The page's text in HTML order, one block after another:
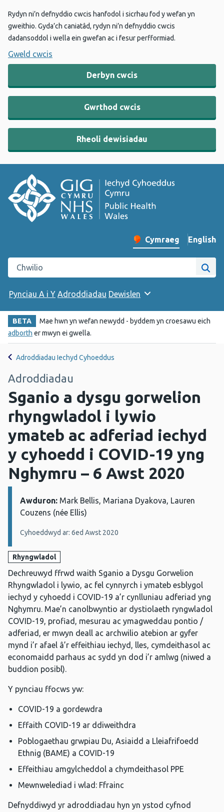
Rydyn ni’n defnyddio cwcis hanfodol i sicrhau fod y wefan yn
gweithio. Gyda’ch caniatâd, rydyn ni’n defnyddio cwcis
dadansoddol i wella ein gwefan ac i fesur perfformiad.
Gweld cwcis
Derbyn cwcis
Gwrthod cwcis
Rheoli dewisiadau
Newid iaith y wefan
Cymraeg English
–
Chwilio gwefan Iechyd Cyhoeddus Cymru
Pynciau A i Y Adroddiadau Dewislen
BETA
Mae hwn yn wefan newydd - byddem yn croesawu eich
adborth er mwyn ei gwella.
Adroddiadau Iechyd Cyhoeddus
Adroddiadau
Sganio a dysgu gorwelion
rhyngwladol i lywio
ymateb ac adferiad iechyd
y cyhoedd i COVID-19 yng
Nghymru – 6 Awst 2020
Manylion:
Awduron: Mark Bellis, Mariana Dyakova, Lauren
Couzens (née Ellis)
Cyhoeddwyd ar: 6ed Awst 2020
Rhyngwladol
Dechreuwyd ffrwd waith Sganio a Dysgu Gorwelion
Rhyngwladol i lywio, ac fel cynnyrch i ymateb esblygol
iechyd y cyhoedd i COVID-19 a’r cynlluniau adferiad yng
Nghymru. Mae’n canolbwyntio ar dystiolaeth ryngwladol
COVID-19, profiad, mesurau ac ymagweddau pontio /
adferiad, er mwyn deall ac archwilio atebion ar gyfer
mynd i’r afael â’r effeithiau iechyd, lles, cymdeithasol ac
economaidd parhaus ac sydd yn dod i’r amlwg (niwed a
buddion posibl).
Y pynciau ffocws yw:
COVID-19 a gordewdra
Effaith COVID-19 ar ddiweithdra
Poblogaethau grwpiau Du, Asiaidd a Lleiafrifoedd
Ethnig (BAME) a COVID-19
Effeithiau amgylcheddol a chymdeithasol PPE
Mewnwelediad i wlad: Ffrainc
Defnyddiwyd yr adroddiadau hyn yn ystod cyfnod